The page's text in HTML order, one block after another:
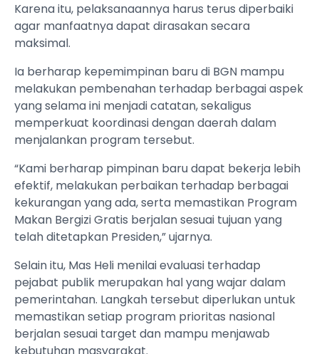
Karena itu, pelaksanaannya harus terus diperbaiki
agar manfaatnya dapat dirasakan secara
maksimal.
Ia berharap kepemimpinan baru di BGN mampu
melakukan pembenahan terhadap berbagai aspek
yang selama ini menjadi catatan, sekaligus
memperkuat koordinasi dengan daerah dalam
menjalankan program tersebut.
“Kami berharap pimpinan baru dapat bekerja lebih
efektif, melakukan perbaikan terhadap berbagai
kekurangan yang ada, serta memastikan Program
Makan Bergizi Gratis berjalan sesuai tujuan yang
telah ditetapkan Presiden,” ujarnya.
Selain itu, Mas Heli menilai evaluasi terhadap
pejabat publik merupakan hal yang wajar dalam
pemerintahan. Langkah tersebut diperlukan untuk
memastikan setiap program prioritas nasional
berjalan sesuai target dan mampu menjawab